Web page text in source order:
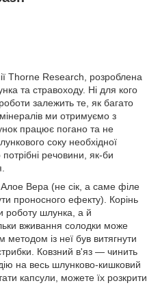
Thorne Research, розроблена
та стравоходу. Ні для кого
залежить те, як багато
ми отримуємо з
працює погано та не
соку необхідної
речовини, як-би
Алое Вера (не сік, а саме філе
проносного ефекту). Корінь
роботу шлунка, а й
вживання солодки може
методом із неї був витягнути
Ковзний в'яз — чинить
на весь шлунково-кишковий
капсули, можете їх розкрити